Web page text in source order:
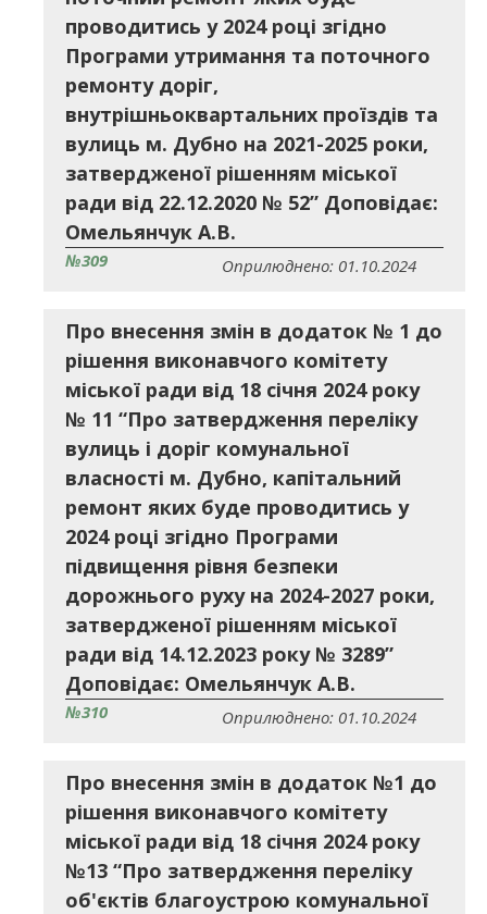
проводитись у 2024 році згідно
Програми утримання та поточного
ремонту доріг,
внутрішньоквартальних проїздів та
вулиць м. Дубно на 2021-2025 роки,
затвердженої рішенням міської
ради від 22.12.2020 № 52” Доповідає:
Омельянчук А.В.
№309 Оприлюднено: 01.10.2024
Про внесення змін в додаток № 1 до
рішення виконавчого комітету
міської ради від 18 січня 2024 року
№ 11 “Про затвердження переліку
вулиць і доріг комунальної
власності м. Дубно, капітальний
ремонт яких буде проводитись у
2024 році згідно Програми
підвищення рівня безпеки
дорожнього руху на 2024-2027 роки,
затвердженої рішенням міської
ради від 14.12.2023 року № 3289”
Доповідає: Омельянчук А.В.
№310 Оприлюднено: 01.10.2024
Про внесення змін в додаток №1 до
рішення виконавчого комітету
міської ради від 18 січня 2024 року
№13 “Про затвердження переліку
об'єктів благоустрою комунальної